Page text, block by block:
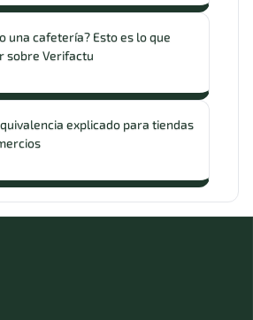
una cafetería? Esto es lo que
sobre Verifactu
explicado para tiendas